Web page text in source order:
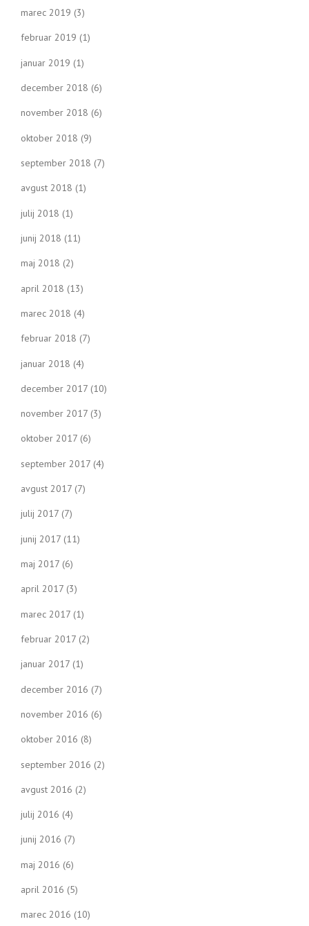
marec 2019 (3)
februar 2019 (1)
januar 2019 (1)
december 2018 (6)
november 2018 (6)
oktober 2018 (9)
september 2018 (7)
avgust 2018 (1)
julij 2018 (1)
junij 2018 (11)
maj 2018 (2)
april 2018 (13)
marec 2018 (4)
februar 2018 (7)
januar 2018 (4)
december 2017 (10)
november 2017 (3)
oktober 2017 (6)
september 2017 (4)
avgust 2017 (7)
julij 2017 (7)
junij 2017 (11)
maj 2017 (6)
april 2017 (3)
marec 2017 (1)
februar 2017 (2)
januar 2017 (1)
december 2016 (7)
november 2016 (6)
oktober 2016 (8)
september 2016 (2)
avgust 2016 (2)
julij 2016 (4)
junij 2016 (7)
maj 2016 (6)
april 2016 (5)
marec 2016 (10)